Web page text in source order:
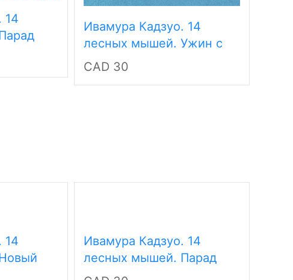
14
Ивамура Кадзуо. 14
лесных мышей. Ужин с
луной
CAD 30
14
Ивамура Кадзуо. 14
лесных мышей. Парад
грибов